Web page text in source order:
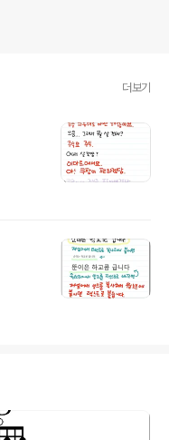
더보기